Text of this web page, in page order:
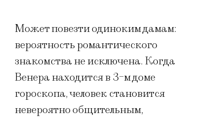
Может повезти одиноким дамам:
вероятность романтического
знакомства не исключена. Когда
Венера находится в 3-м доме
гороскопа, человек становится
невероятно общительным,